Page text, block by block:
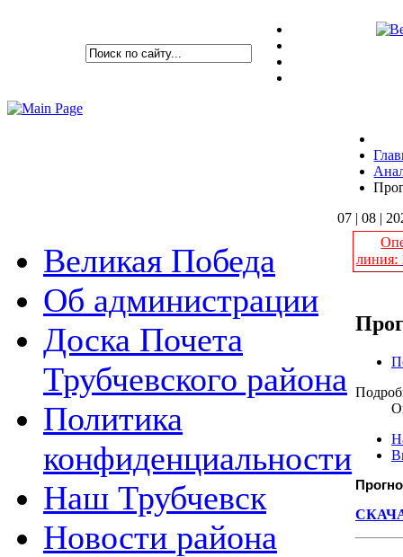
07 | 08 |
Великая Победа
Об администрации
Доска Почета
Трубчевского района
Политика
конфиденциальности
Наш Трубчевск
Новости района
линия: